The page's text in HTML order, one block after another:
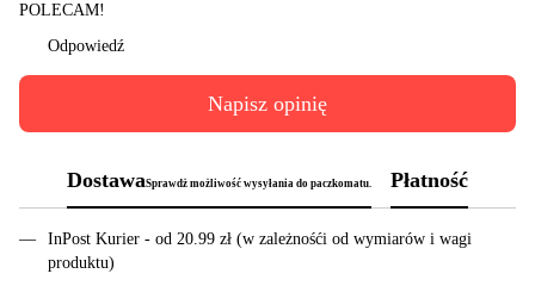
POLECAM!
Odpowiedź
Napisz opinię
DostawaSprawdż możliwość wysyłania do paczkomatu. Płatność
InPost Kurier - od 20.99 zł (w zależnośći od wymiarów i wagi
produktu)